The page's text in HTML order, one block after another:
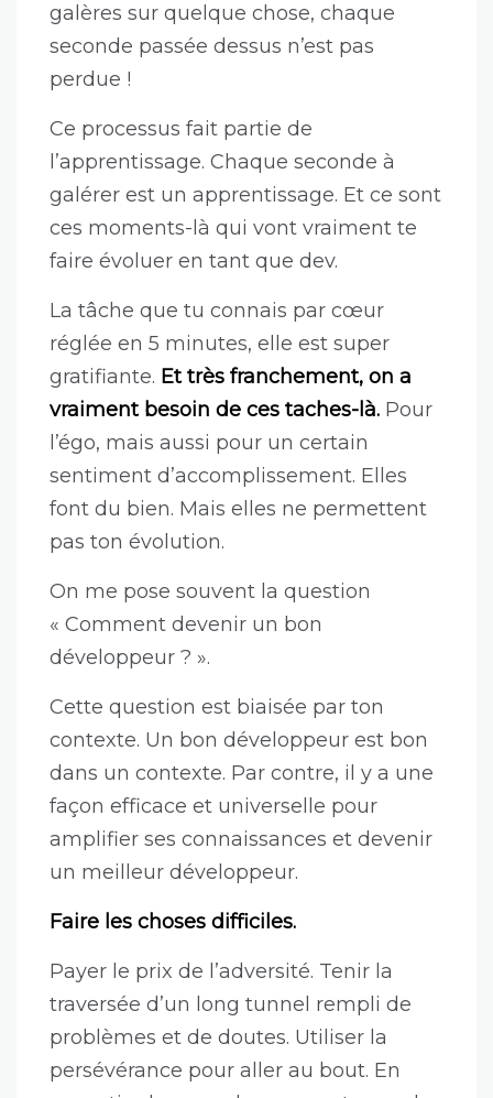
galères sur quelque chose, chaque
seconde passée dessus n’est pas
perdue !
Ce processus fait partie de
l’apprentissage. Chaque seconde à
galérer est un apprentissage. Et ce sont
ces moments-là qui vont vraiment te
faire évoluer en tant que dev.
La tâche que tu connais par cœur
réglée en 5 minutes, elle est super
gratifiante. Et très franchement, on a
vraiment besoin de ces taches-là. Pour
l’égo, mais aussi pour un certain
sentiment d’accomplissement. Elles
font du bien. Mais elles ne permettent
pas ton évolution.
On me pose souvent la question
« Comment devenir un bon
développeur ? ».
Cette question est biaisée par ton
contexte. Un bon développeur est bon
dans un contexte. Par contre, il y a une
façon efficace et universelle pour
amplifier ses connaissances et devenir
un meilleur développeur.
Faire les choses difficiles.
Payer le prix de l’adversité. Tenir la
traversée d’un long tunnel rempli de
problèmes et de doutes. Utiliser la
persévérance pour aller au bout. En